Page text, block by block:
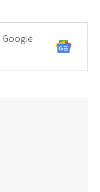
Google